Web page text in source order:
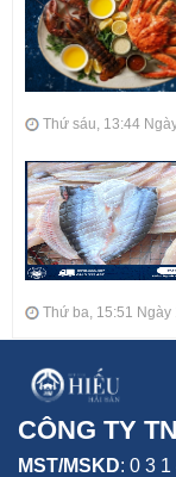
Thứ sáu, 13:44
Thứ ba, 15:51 Ngày
CÔNG TY
MST/MSKD: 0 3